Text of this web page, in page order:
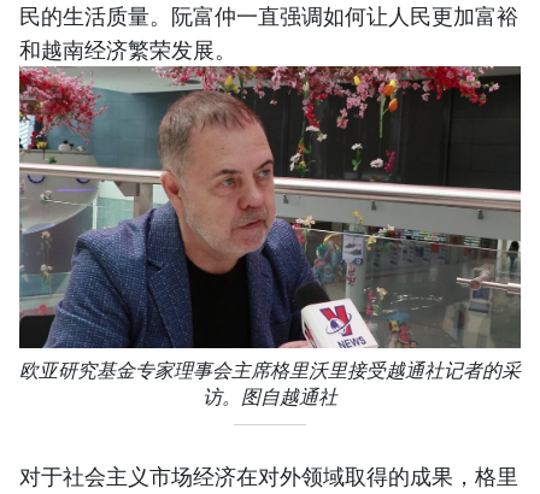
民的生活质量。阮富仲一直强调如何让人民更加富裕
和越南经济繁荣发展。
欧亚研究基金专家理事会主席格里沃里接受越通社记者的采
访。图自越通社
对于社会主义市场经济在对外领域取得的成果，格里